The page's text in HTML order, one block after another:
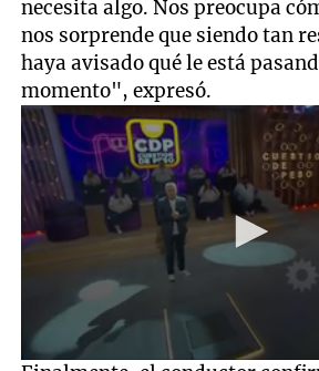
necesita algo. Nos preocupa
nos sorprende que siendo tan
haya avisado qué le está
momento", expresó.